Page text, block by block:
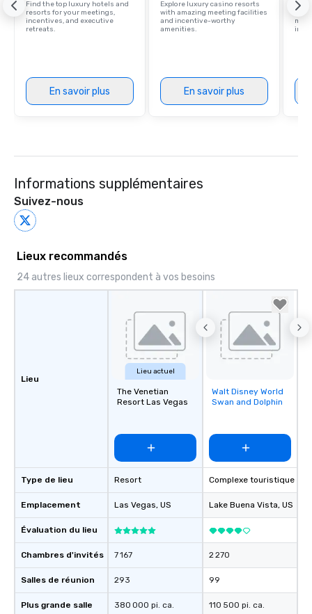
Find the top luxury hotels and
resorts for your meetings,
incentives, and executive
retreats.
En savoir plus
Explore luxury casino resorts
with amazing meeting facilities
and incentive-worthy
amenities.
En savoir plus
Informations supplémentaires
Suivez-nous
Lieux recommandés
24 autres lieux correspondent à vos besoins
Lieu
Type de lieu
Emplacement
Évaluation du lieu
Chambres d'invités
Salles de réunion
Plus grande salle
Lieu actuel
The Venetian
Resort Las Vegas
Resort
Las Vegas, US
7 167
293
380 000 pi. ca.
Removed from
favorites
Walt Disney World
Swan and Dolphin
Complexe touristique
Lake Buena Vista, US
2 270
99
110 500 pi. ca.